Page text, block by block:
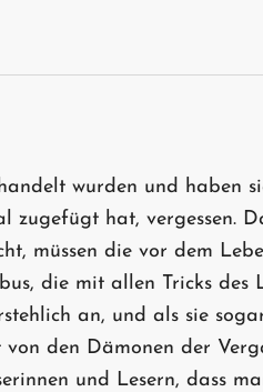
wurden und haben
zugefügt hat, vergessen.
müssen die vor dem
die mit allen Tricks
an, und als sie
den Dämonen der
und Lesern, dass